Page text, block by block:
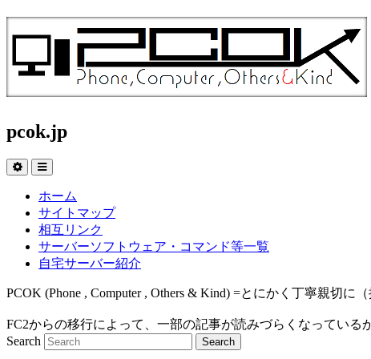
pcok.jp
ホーム
サイトマップ
相互リンク
サーバーソフトウェア・コマンド等一覧
自宅サーバー紹介
PCOK (Phone , Computer , Others & Kind) =とにかく丁寧親切
FC2からの移行によって、一部の記事が読みづらくなっている
Search